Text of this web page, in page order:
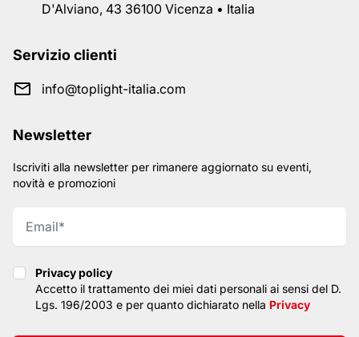
D'Alviano, 43 36100 Vicenza • Italia
Servizio clienti
info@toplight-italia.com
Newsletter
Iscriviti alla newsletter per rimanere aggiornato su eventi,
novità e promozioni
Privacy policy
Privacy policy
Accetto il trattamento dei miei dati personali ai sensi del D.
Lgs. 196/2003 e per quanto dichiarato nella Privacy